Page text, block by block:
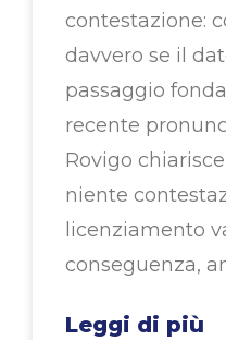
contestazione:
davvero se il
passaggio
recente
Rovigo
niente
licenziamento
conseguenza,
Leggi di più